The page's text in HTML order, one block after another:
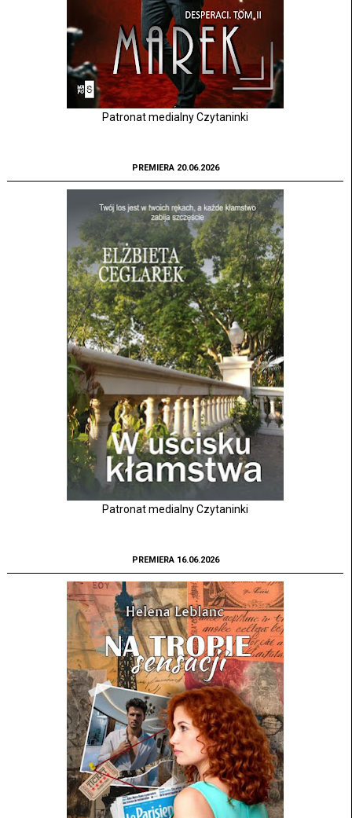
Patronat medialny Czytaninki
PREMIERA 20.06.2026
Patronat medialny Czytaninki
PREMIERA 16.06.2026